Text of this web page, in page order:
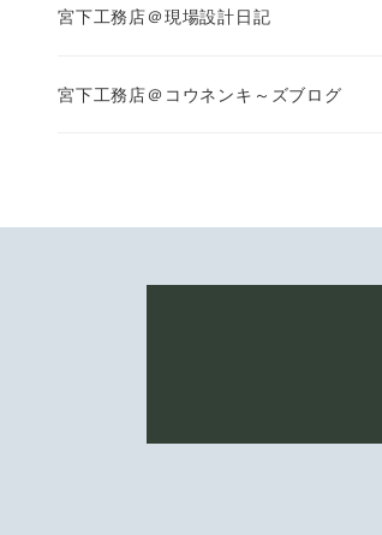
宮下工務店＠現場設計日記
宮下工務店＠コウネンキ～ズブログ